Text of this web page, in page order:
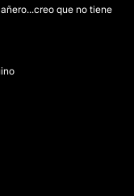
para aumentar
aportan
que no tiene